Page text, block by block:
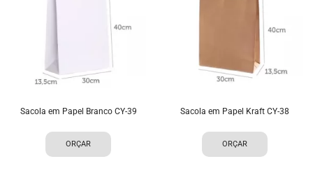
Sacola em Papel Branco CY-39
ORÇAR
Sacola em Papel Kraft CY-38
ORÇAR